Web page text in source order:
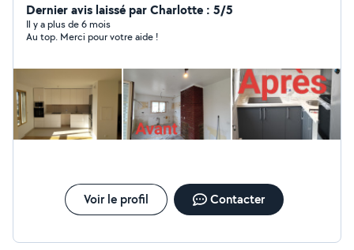
dynamique
Dernier avis laissé par Charlotte : 5/5
Il y a plus de 6 mois
Au top. Merci pour votre aide !
Voir le profil Contacter